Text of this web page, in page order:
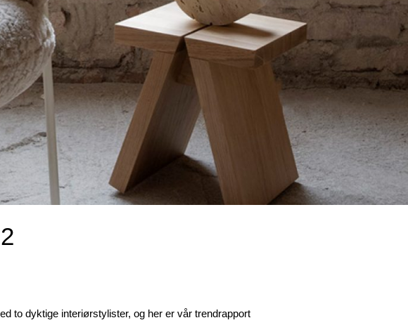
to dyktige interiørstylister, og her er vår trendrapport